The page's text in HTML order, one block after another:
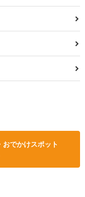
でかけスポット